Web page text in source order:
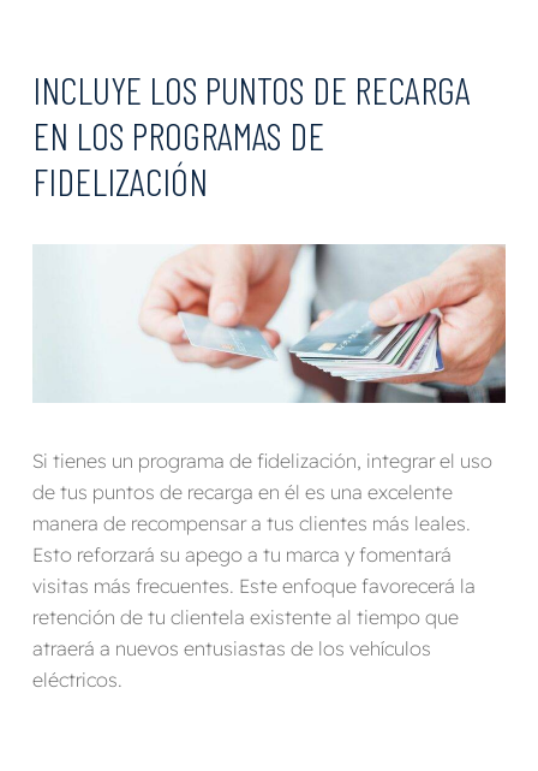
INCLUYE LOS PUNTOS DE RECARGA
EN LOS PROGRAMAS DE
FIDELIZACIÓN
Si tienes un programa de fidelización, integrar el uso
de tus puntos de recarga en él es una excelente
manera de recompensar a tus clientes más leales.
Esto reforzará su apego a tu marca y fomentará
visitas más frecuentes. Este enfoque favorecerá la
retención de tu clientela existente al tiempo que
atraerá a nuevos entusiastas de los vehículos
eléctricos.